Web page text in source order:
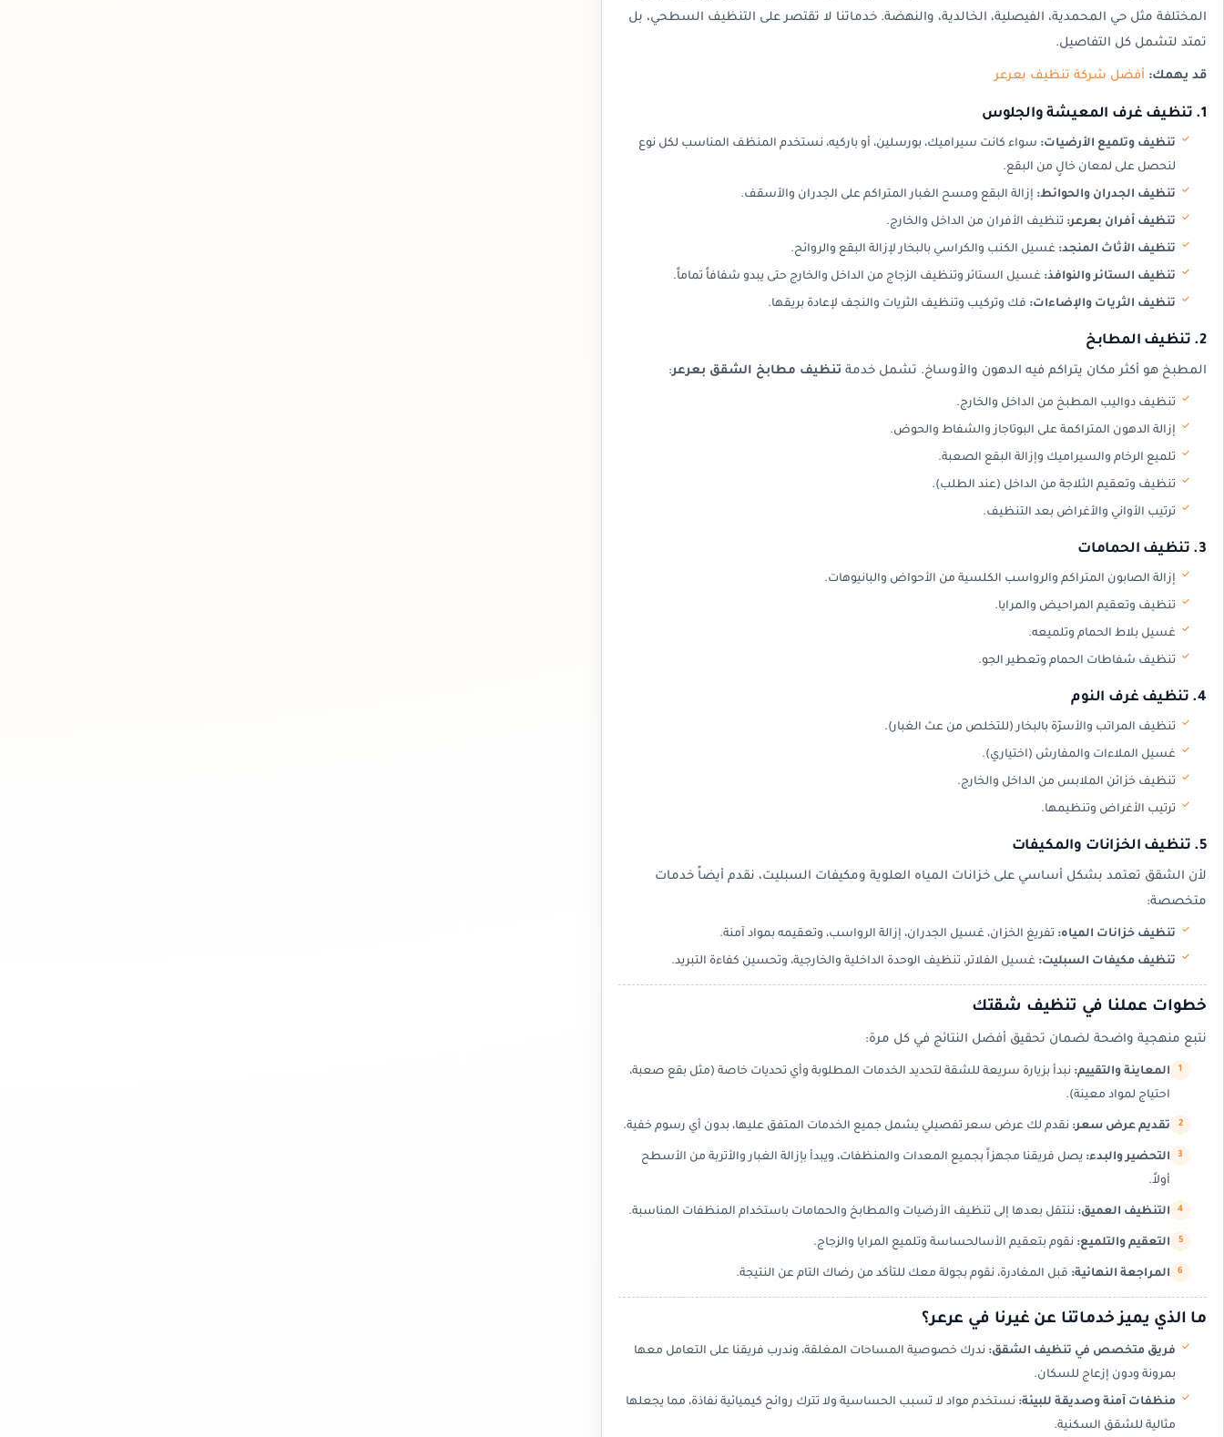
المختلفة مثل حي المحمدية، الفيصلية، الخالدية، والنهضة. خدماتنا لا تقتصر على التنظيف السطحي، بل
تمتد لتشمل كل التفاصيل.
قد يهمك: أفضل شركة تنظيف بعرعر
1. تنظيف غرف المعيشة والجلوس
تنظيف وتلميع الأرضيات: سواء كانت سيراميك، بورسلين، أو باركيه، نستخدم المنظف المناسب لكل نوع
لنحصل على لمعان خالٍ من البقع.
تنظيف الجدران والحوائط: إزالة البقع ومسح الغبار المتراكم على الجدران والأسقف.
تنظيف أفران بعرعر: تنظيف الأفران من الداخل والخارج.
تنظيف الأثاث المنجد: غسيل الكنب والكراسي بالبخار لإزالة البقع والروائح.
تنظيف الستائر والنوافذ: غسيل الستائر وتنظيف الزجاج من الداخل والخارج حتى يبدو شفافاً تماماً.
تنظيف الثريات والإضاءات: فك وتركيب وتنظيف الثريات والنجف لإعادة بريقها.
2. تنظيف المطابخ
المطبخ هو أكثر مكان يتراكم فيه الدهون والأوساخ. تشمل خدمة تنظيف مطابخ الشقق بعرعر:
تنظيف دواليب المطبخ من الداخل والخارج.
إزالة الدهون المتراكمة على البوتاجاز والشفاط والحوض.
تلميع الرخام والسيراميك وإزالة البقع الصعبة.
تنظيف وتعقيم الثلاجة من الداخل (عند الطلب).
ترتيب الأواني والأغراض بعد التنظيف.
3. تنظيف الحمامات
إزالة الصابون المتراكم والرواسب الكلسية من الأحواض والبانيوهات.
تنظيف وتعقيم المراحيض والمرايا.
غسيل بلاط الحمام وتلميعه.
تنظيف شفاطات الحمام وتعطير الجو.
4. تنظيف غرف النوم
تنظيف المراتب والأسرّة بالبخار (للتخلص من عث الغبار).
غسيل الملاءات والمفارش (اختياري).
تنظيف خزائن الملابس من الداخل والخارج.
ترتيب الأغراض وتنظيمها.
5. تنظيف الخزانات والمكيفات
لأن الشقق تعتمد بشكل أساسي على خزانات المياه العلوية ومكيفات السبليت، نقدم أيضاً خدمات
متخصصة:
تنظيف خزانات المياه: تفريغ الخزان، غسيل الجدران، إزالة الرواسب، وتعقيمه بمواد آمنة.
تنظيف مكيفات السبليت: غسيل الفلاتر، تنظيف الوحدة الداخلية والخارجية، وتحسين كفاءة التبريد.
خطوات عملنا في تنظيف شقتك
نتبع منهجية واضحة لضمان تحقيق أفضل النتائج في كل مرة:
المعاينة والتقييم: نبدأ بزيارة سريعة للشقة لتحديد الخدمات المطلوبة وأي تحديات خاصة (مثل بقع صعبة،
احتياج لمواد معينة).
تقديم عرض سعر: نقدم لك عرض سعر تفصيلي يشمل جميع الخدمات المتفق عليها، بدون أي رسوم خفية.
التحضير والبدء: يصل فريقنا مجهزاً بجميع المعدات والمنظفات، ويبدأ بإزالة الغبار والأتربة من الأسطح
أولاً.
التنظيف العميق: ننتقل بعدها إلى تنظيف الأرضيات والمطابخ والحمامات باستخدام المنظفات المناسبة.
التعقيم والتلميع: نقوم بتعقيم الأسالحساسة وتلميع المرايا والزجاج.
المراجعة النهائية: قبل المغادرة، نقوم بجولة معك للتأكد من رضاك التام عن النتيجة.
ما الذي يميز خدماتنا عن غيرنا في عرعر؟
فريق متخصص في تنظيف الشقق: ندرك خصوصية المساحات المغلقة، وندرب فريقنا على التعامل معها
بمرونة ودون إزعاج للسكان.
منظفات آمنة وصديقة للبيئة: نستخدم مواد لا تسبب الحساسية ولا تترك روائح كيميائية نفاذة، مما يجعلها
مثالية للشقق السكنية.